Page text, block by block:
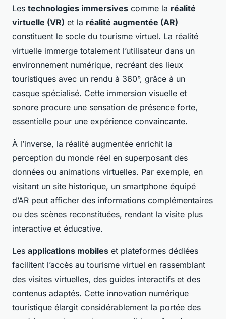
Les technologies immersives comme la réalité
virtuelle (VR) et la réalité augmentée (AR)
constituent le socle du tourisme virtuel. La réalité
virtuelle immerge totalement l’utilisateur dans un
environnement numérique, recréant des lieux
touristiques avec un rendu à 360°, grâce à un
casque spécialisé. Cette immersion visuelle et
sonore procure une sensation de présence forte,
essentielle pour une expérience convaincante.
À l’inverse, la réalité augmentée enrichit la
perception du monde réel en superposant des
données ou animations virtuelles. Par exemple, en
visitant un site historique, un smartphone équipé
d’AR peut afficher des informations complémentaires
ou des scènes reconstituées, rendant la visite plus
interactive et éducative.
Les applications mobiles et plateformes dédiées
facilitent l’accès au tourisme virtuel en rassemblant
des visites virtuelles, des guides interactifs et des
contenus adaptés. Cette innovation numérique
touristique élargit considérablement la portée des